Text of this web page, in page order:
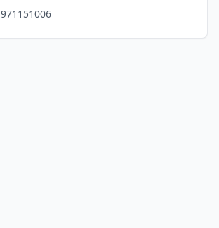
971151006